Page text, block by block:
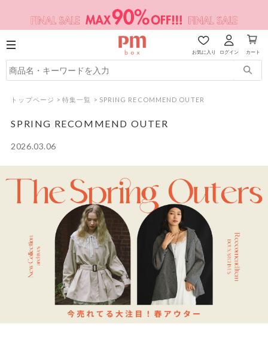
お気に入り ログイン カート
トップページ > 特集一覧 > SPRING RECOMMEND OUTER
SPRING RECOMMEND OUTER
2026.03.06